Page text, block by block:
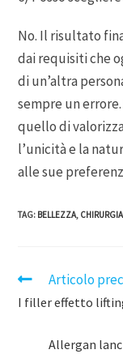
No. Il risultato
dai requisiti che
di un’altra
sempre un
quello di
l’unicità e la
alle sue
TAG: BELLEZZA,
Articolo
I filler effetto
Allergan